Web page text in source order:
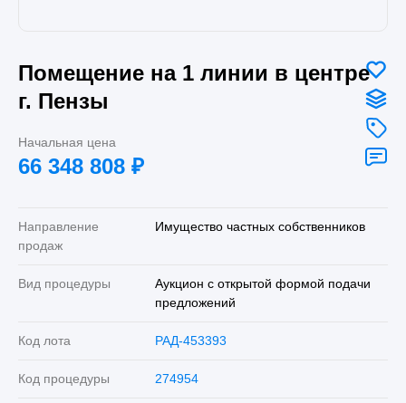
Помещение на 1 линии в центре
г. Пензы
Начальная цена
66 348 808 ₽
Направление
продаж
Имущество частных собственников
Вид процедуры
Аукцион с открытой формой подачи
предложений
Код лота РАД-453393
Код процедуры 274954